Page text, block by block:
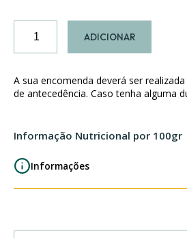
recheada
c/
ADICIONAR
A sua encomenda deverá ser
de antecedência. Caso tenha alguma
Informação Nutricional por 100gr
Informações